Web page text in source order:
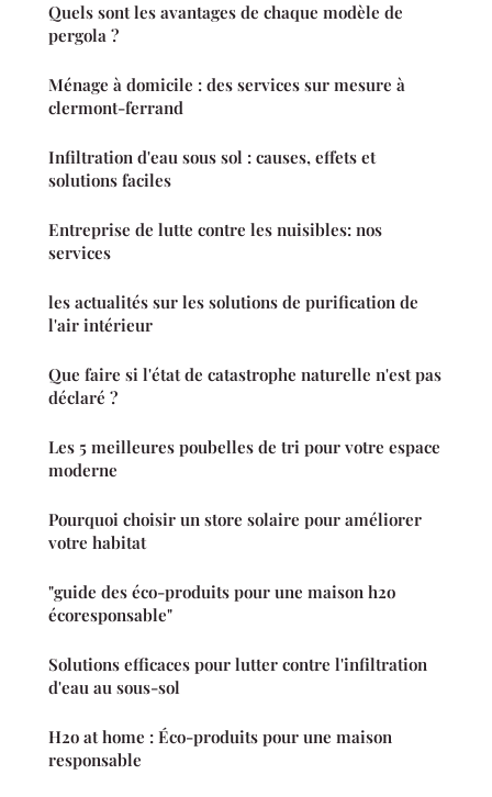
Quels sont les avantages de chaque modèle de
pergola ?
Ménage à domicile : des services sur mesure à
clermont-ferrand
Infiltration d'eau sous sol : causes, effets et
solutions faciles
Entreprise de lutte contre les nuisibles: nos
services
les actualités sur les solutions de purification de
l'air intérieur
Que faire si l'état de catastrophe naturelle n'est pas
déclaré ?
Les 5 meilleures poubelles de tri pour votre espace
moderne
Pourquoi choisir un store solaire pour améliorer
votre habitat
"guide des éco-produits pour une maison h2o
écoresponsable"
Solutions efficaces pour lutter contre l'infiltration
d'eau au sous-sol
H2o at home : Éco-produits pour une maison
responsable